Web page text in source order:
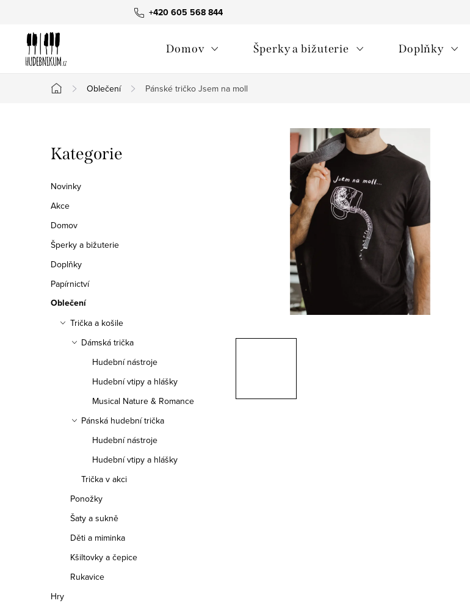
+420 605 568 844
Domov Šperky a bižuterie Doplňky
Domů
Oblečení Pánské tričko Jsem na moll
o
s
t
r
a
n
n
Přeskočit
kategorie
Kategorie
Novinky
Akce
Domov
Šperky a bižuterie
Doplňky
Papírnictví
Oblečení
Trička a košile
Dámská trička
Hudební nástroje
Hudební vtipy a hlášky
Musical Nature & Romance
Pánská hudební trička
Hudební nástroje
Hudební vtipy a hlášky
Trička v akci
Ponožky
Šaty a sukně
Děti a miminka
Kšiltovky a čepice
Rukavice
Hry